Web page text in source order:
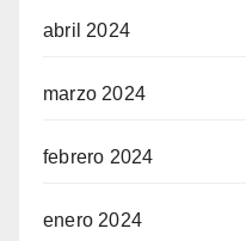
abril 2024
marzo 2024
febrero 2024
enero 2024